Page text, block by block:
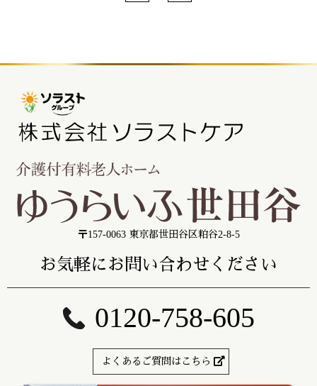
〒157-0063 東京都世田谷区粕谷2-8-5
お気軽にお問い合わせください
0120-758-605
よくあるご質問はこちら